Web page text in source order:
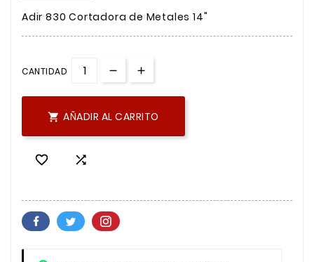
Adir 830 Cortadora de Metales 14"
CANTIDAD
 AÑADIR AL CARRITO
 